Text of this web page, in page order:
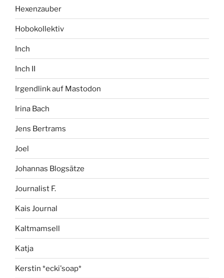
Hexenzauber
Hobokollektiv
Inch
Inch II
Irgendlink auf Mastodon
Irina Bach
Jens Bertrams
Joel
Johannas Blogsätze
Journalist F.
Kais Journal
Kaltmamsell
Katja
Kerstin *ecki'soap*